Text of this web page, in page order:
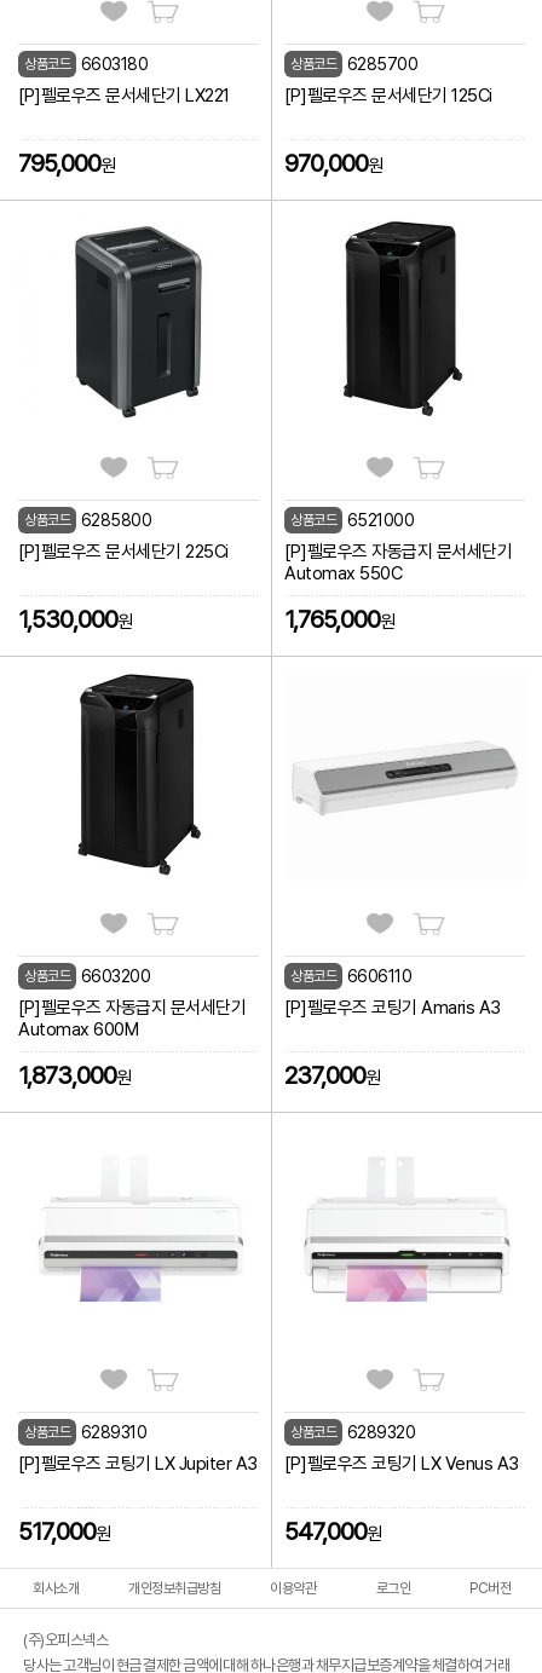
상품코드 6603180
[P]펠로우즈 문서세단기 LX221
795,000원
상품코드 6285700
[P]펠로우즈 문서세단기 125Ci
970,000원
상품코드 6285800
[P]펠로우즈 문서세단기 225Ci
1,530,000원
상품코드 6521000
[P]펠로우즈 자동급지 문서세단기
Automax 550C
1,765,000원
상품코드 6603200
[P]펠로우즈 자동급지 문서세단기
Automax 600M
1,873,000원
상품코드 6606110
[P]펠로우즈 코팅기 Amaris A3
237,000원
상품코드 6289310
[P]펠로우즈 코팅기 LX Jupiter A3
517,000원
상품코드 6289320
[P]펠로우즈 코팅기 LX Venus A3
547,000원
회사소개 개인정보취급방침 이용약관 로그인 PC버전
(주)오피스넥스
당사는 고객님이 현금 결제한 금액에 대해 하나은행과 채무지급보증계약을 체결하여 거래